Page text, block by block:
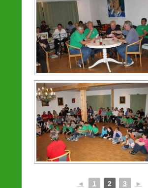
◄ 1 2 3 ►